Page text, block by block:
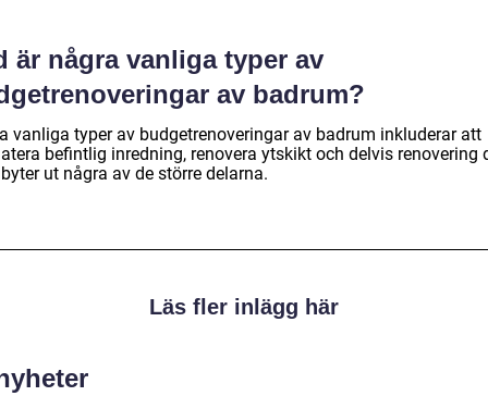
är några vanliga typer av
av badrum?
vanliga typer av budgetrenoveringar av badrum inkluderar att
befintlig inredning, renovera ytskikt och delvis renovering
ut några av de större delarna.
Läs fler inlägg här